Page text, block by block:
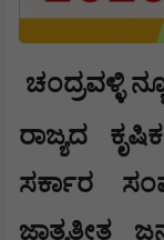
ಚಂದ್ರವಳ್ಳಿ
ರಾಜ್ಯದ
ಸರ್ಕಾರ
ಜಾತ್ಯತೀತ